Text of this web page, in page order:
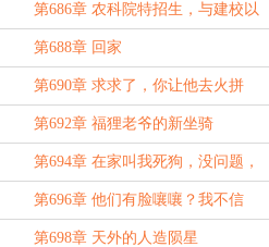
第686章 农科院特招生，与建校以
来最能打的一届
第688章 回家
第690章 求求了，你让他去火拼
吧！
第692章 福狸老爷的新坐骑
第694章 在家叫我死狗，没问题，
但在外面.....
第696章 他们有脸嚷嚷？我不信
第698章 天外的人造陨星